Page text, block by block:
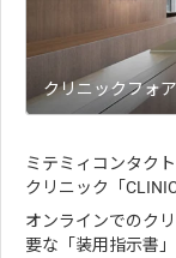
クリニックフォ
ミテミィコンタク
クリニック「
オンラインでのク
要な「装用指示書